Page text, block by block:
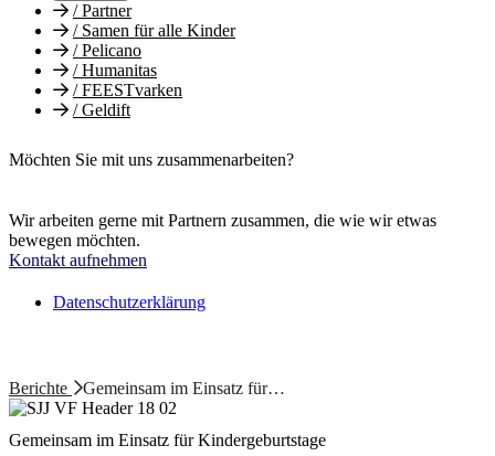
/Partner
/Samen für alle Kinder
/Pelicano
/Humanitas
/FEESTvarken
/Geldift
Möchten Sie mit uns zusammenarbeiten?
Wir arbeiten gerne mit Partnern zusammen, die wie wir etwas
bewegen möchten.
Kontakt aufnehmen
Datenschutzerklärung
Berichte Gemeinsam im Einsatz für…
Gemeinsam im Einsatz für Kindergeburtstage